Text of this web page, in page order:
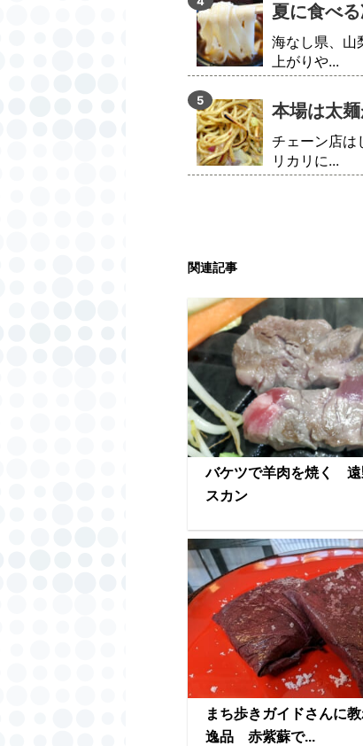
夏に食べ
海なし県、山
上がりや...
本場は太麺
チェーン店は
リカリに...
関連記事
バケツで羊肉を焼く 遠
スカン
まち歩きガイドさんに
逸品 赤紫蘇で...